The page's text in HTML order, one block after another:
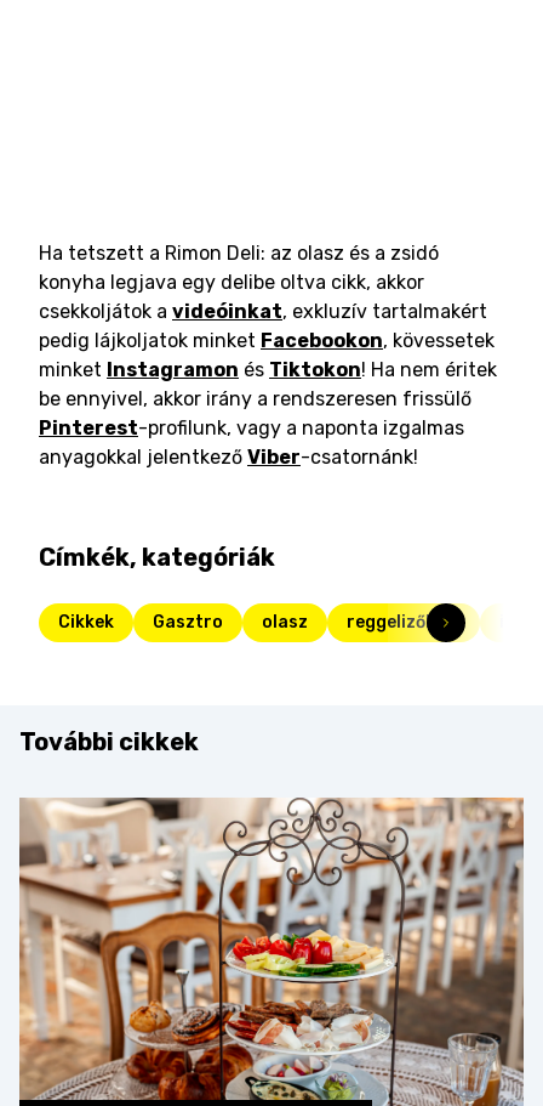
Ha tetszett a Rimon Deli: az olasz és a zsidó
konyha legjava egy delibe oltva cikk, akkor
csekkoljátok a videóinkat, exkluzív tartalmakért
pedig lájkoljatok minket Facebookon, kövessetek
minket Instagramon és Tiktokon! Ha nem éritek
be ennyivel, akkor irány a rendszeresen frissülő
Pinterest-profilunk, vagy a naponta izgalmas
anyagokkal jelentkező Viber-csatornánk!
Címkék, kategóriák
Cikkek Gasztro olasz reggelizőhely
További cikkek